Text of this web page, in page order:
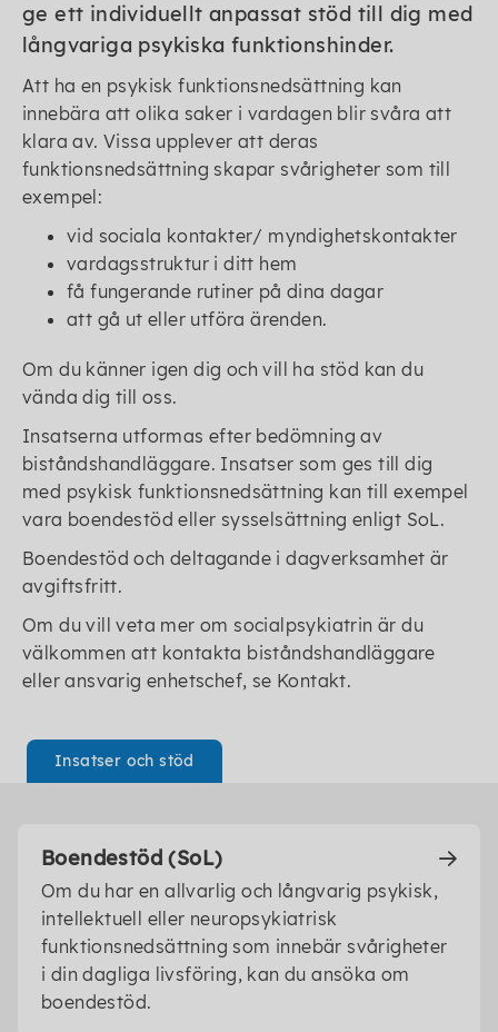
ge ett individuellt anpassat stöd till dig med
långvariga psykiska funktionshinder.
Att ha en psykisk funktionsnedsättning kan
innebära att olika saker i vardagen blir svåra att
klara av. Vissa upplever att deras
funktionsnedsättning skapar svårigheter som till
exempel:
vid sociala kontakter/ myndighetskontakter
vardagsstruktur i ditt hem
få fungerande rutiner på dina dagar
att gå ut eller utföra ärenden.
Om du känner igen dig och vill ha stöd kan du
vända dig till oss.
Insatserna utformas efter bedömning av
biståndshandläggare. Insatser som ges till dig
med psykisk funktionsnedsättning kan till exempel
vara boendestöd eller sysselsättning enligt SoL.
Boendestöd och deltagande i dagverksamhet är
avgiftsfritt.
Om du vill veta mer om socialpsykiatrin är du
välkommen att kontakta biståndshandläggare
eller ansvarig enhetschef, se Kontakt.
Insatser och stöd
Boendestöd (SoL)
Om du har en allvarlig och långvarig psykisk,
intellektuell eller neuropsykiatrisk
funktionsnedsättning som innebär svårigheter
i din dagliga livsföring, kan du ansöka om
boendestöd.